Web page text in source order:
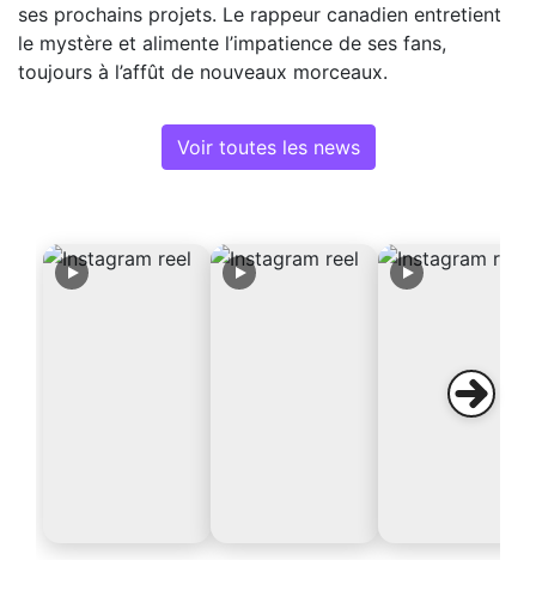
ses prochains projets. Le rappeur canadien entretient
le mystère et alimente l’impatience de ses fans,
toujours à l’affût de nouveaux morceaux.
Voir toutes les news